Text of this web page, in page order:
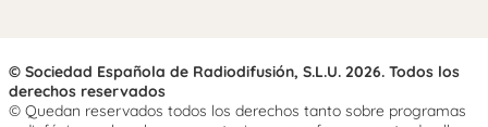
© Sociedad Española de Radiodifusión, S.L.U. 2026. Todos los
derechos reservados
© Quedan reservados todos los derechos tanto sobre programas